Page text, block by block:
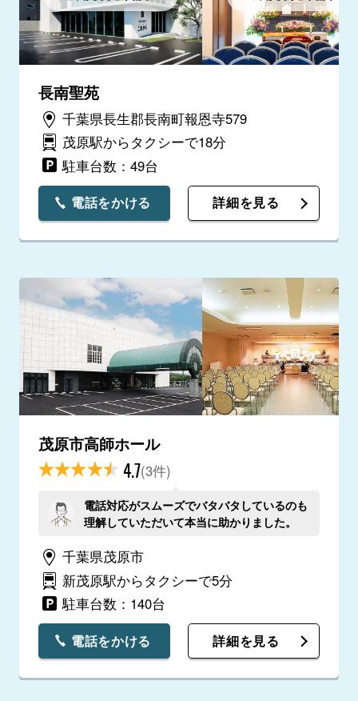
長南聖苑
千葉県長生郡長南町報恩寺579
茂原駅からタクシーで18分
駐車台数：49台
電話をかける 詳細を見る
茂原市高師ホール
4.7(3件)
電話対応がスムーズでバタバタしているのも
理解していただいて本当に助かりました。
千葉県茂原市
新茂原駅からタクシーで5分
駐車台数：140台
電話をかける 詳細を見る